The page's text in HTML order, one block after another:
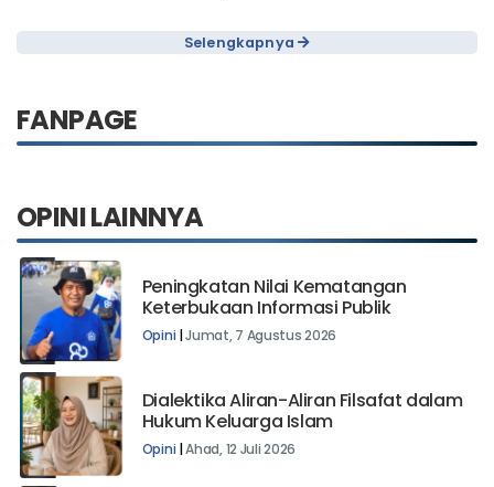
Selengkapnya
FANPAGE
OPINI LAINNYA
Peningkatan Nilai Kematangan
Keterbukaan Informasi Publik
Opini |Jumat, 7 Agustus 2026
Dialektika Aliran-Aliran Filsafat dalam
Hukum Keluarga Islam
Opini |Ahad, 12 Juli 2026